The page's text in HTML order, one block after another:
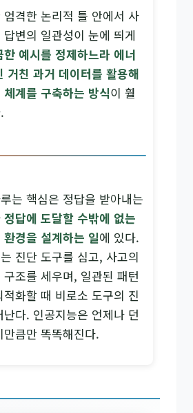
엄격한 논리적 틀 안에서 사
변의 일관성이 눈에 띄게
한 예시를 정제하느라 에너
거친 과거 데이터를 활용해
계를 구축하는 방식이 훨
는 핵심은 정답을 받아내는
정답에 도달할 수밖에 없는
경을 설계하는 일에 있다.
진단 도구를 심고, 사고의
조를 세우며, 일관된 패턴
화할 때 비로소 도구의 진
다. 인공지능은 언제나 던
큼만 똑똑해진다.